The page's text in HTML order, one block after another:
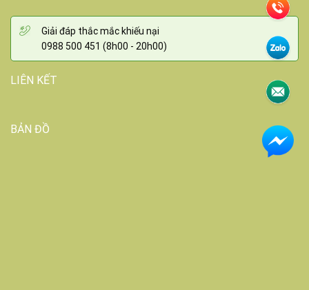
Giải đáp thắc mắc khiếu nại
0988 500 451 (8h00 - 20h00)
LIÊN KẾT
BẢN ĐỒ